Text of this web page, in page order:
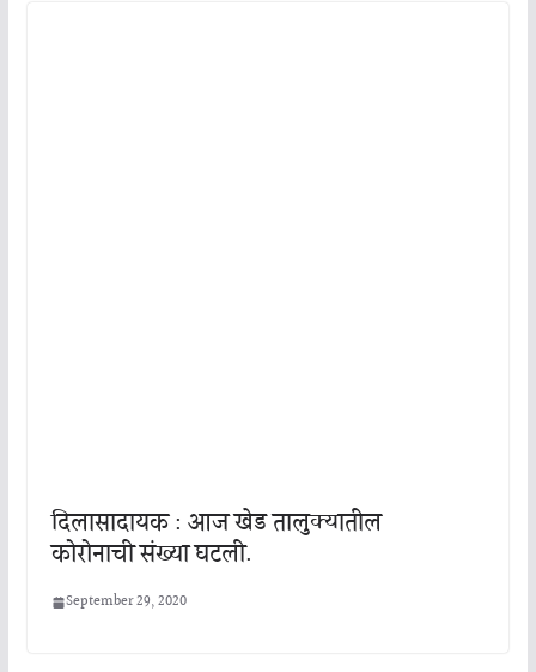
दिलासादायक : आज खेड तालुक्यातील
कोरोनाची संख्या घटली.
September 29, 2020